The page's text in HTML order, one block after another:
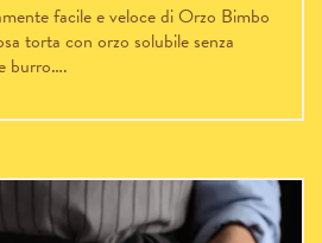
facile e veloce di Orzo Bimbo
torta con orzo solubile senza
burro….